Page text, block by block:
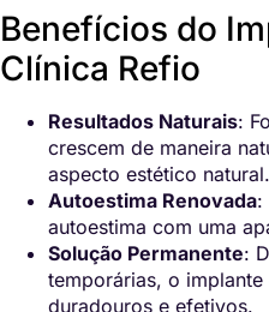
Benefícios do
Clínica Refio
Resultados Naturais:
crescem de maneira
aspecto estético natural.
Autoestima Renovada:
autoestima com uma
Solução Permanente:
temporárias, o
duradouros e efetivos.